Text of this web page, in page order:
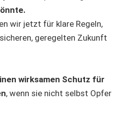
wir jetzt für klare Regeln,
geregelten Zukunft
wirksamen Schutz für
, wenn sie nicht selbst Opfer